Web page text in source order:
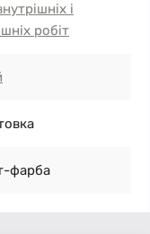
і
робіт
фарба